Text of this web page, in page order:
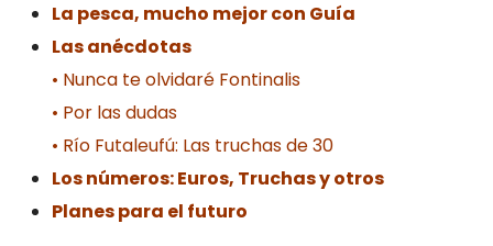
La pesca, mucho mejor con Guía
Las anécdotas
• Nunca te olvidaré Fontinalis
• Por las dudas
• Río Futaleufú: Las truchas de 30
Los números: Euros, Truchas y otros
Planes para el futuro